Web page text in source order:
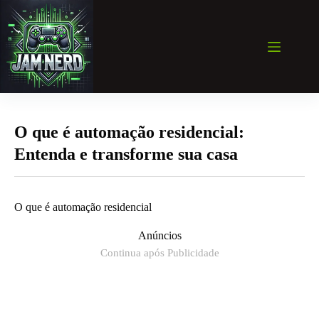
para
conteúdo
O que é automação residencial:
Entenda e transforme sua casa
O que é automação residencial
Anúncios
Continua após Publicidade